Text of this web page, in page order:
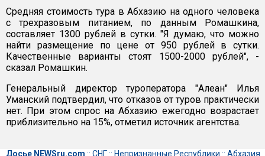
Средняя стоимость тура в Абхазию на одного человека
с трехразовым питанием, по данным Ромашкина,
составляет 1300 рублей в сутки. "Я думаю, что можно
найти размещение по цене от 950 рублей в сутки.
Качественные варианты стоят 1500-2000 рублей", -
сказал Ромашкин.
Генеральный директор туроператора "Алеан" Илья
Уманский подтвердил, что отказов от туров практически
нет. При этом спрос на Абхазию ежегодно возрастает
приблизительно на 15%, отметил источник агентства.
Досье NEWSru.com :: СНГ:: Непризнанные Республики :: Абхазия